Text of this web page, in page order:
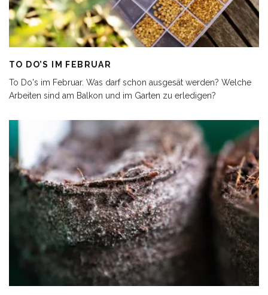
TO DO’S IM FEBRUAR
To Do's im Februar. Was darf schon ausgesät werden? Welche
Arbeiten sind am Balkon und im Garten zu erledigen?